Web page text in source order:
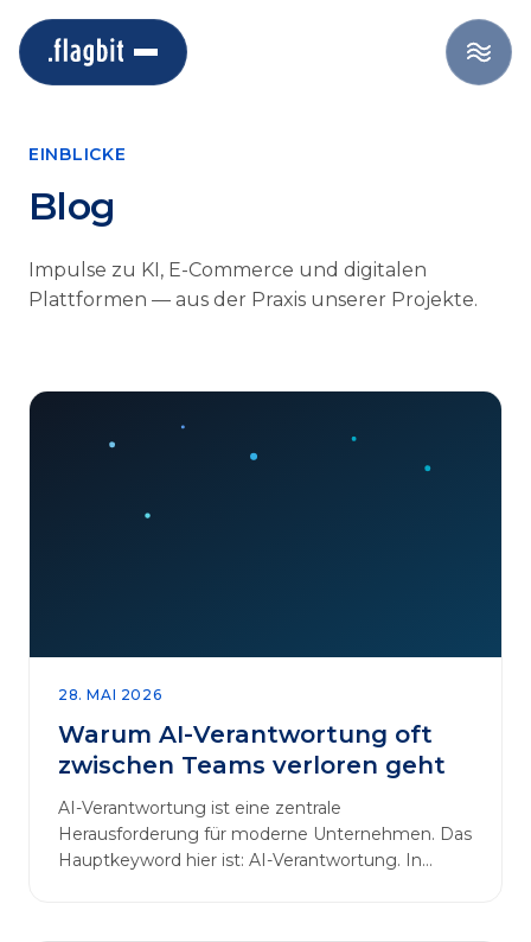
EINBLICKE
Blog
Impulse zu KI, E-Commerce und digitalen
Plattformen — aus der Praxis unserer Projekte.
28. MAI 2026
Warum AI-Verantwortung oft
zwischen Teams verloren geht
AI-Verantwortung ist eine zentrale
Herausforderung für moderne Unternehmen. Das
Hauptkeyword hier ist: AI-Verantwortung. In